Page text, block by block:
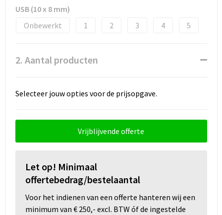
Veiligheid, Auto en Fiets
Wellness
Werkkleding
Relatiegeschenken zomer
USB (10 x 8 mm)
Onbewerkt
1 2 3 4 5
2. Aantal producten
Selecteer jouw opties voor de prijsopgave.
Vrijblijvende offerte
Let op! Minimaal
offertebedrag/bestelaantal
Voor het indienen van een offerte hanteren wij een
minimum van € 250,- excl. BTW óf de ingestelde